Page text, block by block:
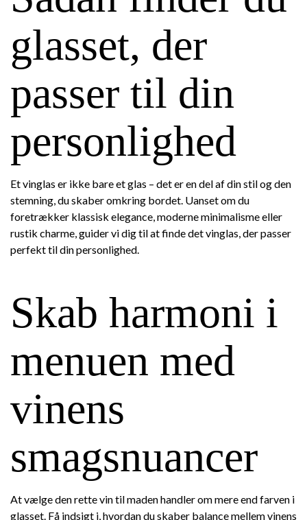
glasset, der
passer til din
personlighed
Et vinglas er ikke bare et glas – det er en del af din stil og den
stemning, du skaber omkring bordet. Uanset om du
foretrækker klassisk elegance, moderne minimalisme eller
rustik charme, guider vi dig til at finde det vinglas, der passer
perfekt til din personlighed.
Skab harmoni i
menuen med
vinens
smagsnuancer
At vælge den rette vin til maden handler om mere end farven i
glasset. Få indsigt i, hvordan du skaber balance mellem vinens